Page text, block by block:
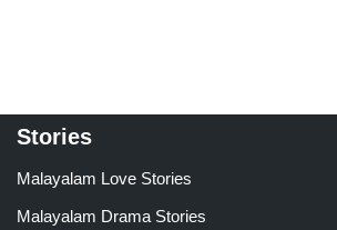
Stories
Malayalam Love Stories
Malayalam Drama Stories